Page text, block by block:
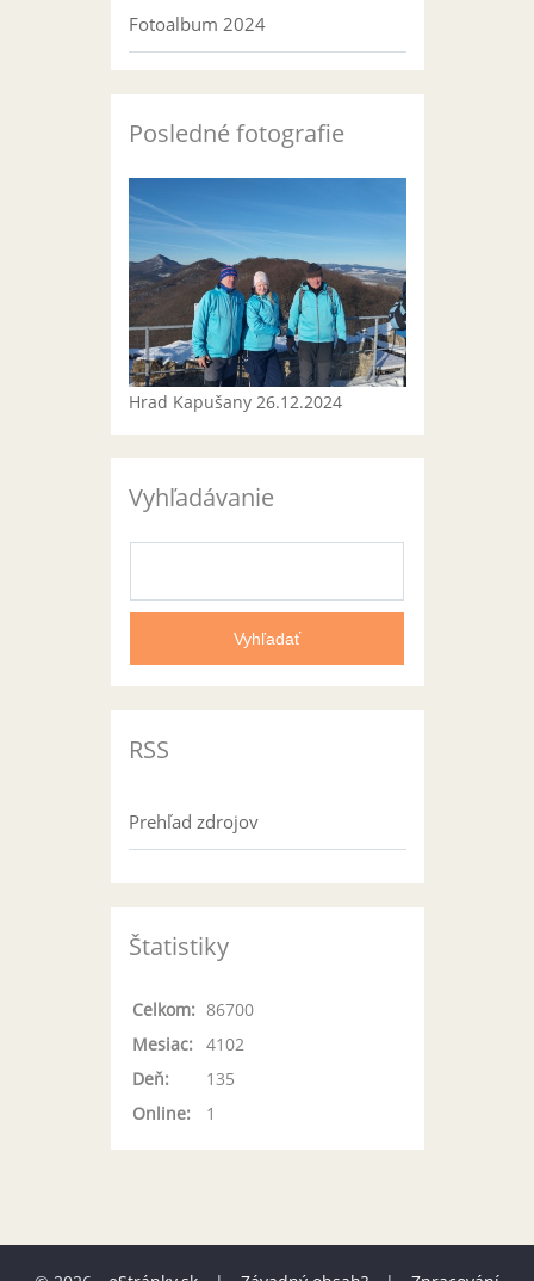
Fotoalbum 2024
Posledné fotografie
Hrad Kapušany 26.12.2024
Vyhľadávanie
RSS
Prehľad zdrojov
Štatistiky
Online: 1
Celkom: 86700
Mesiac:
4102
Deň:
135